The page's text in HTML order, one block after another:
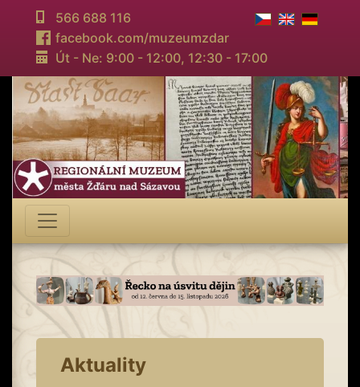
566 688 116
facebook.com/muzeumzdar
Út - Ne: 9:00 - 12:00, 12:30 - 17:00
Aktuality